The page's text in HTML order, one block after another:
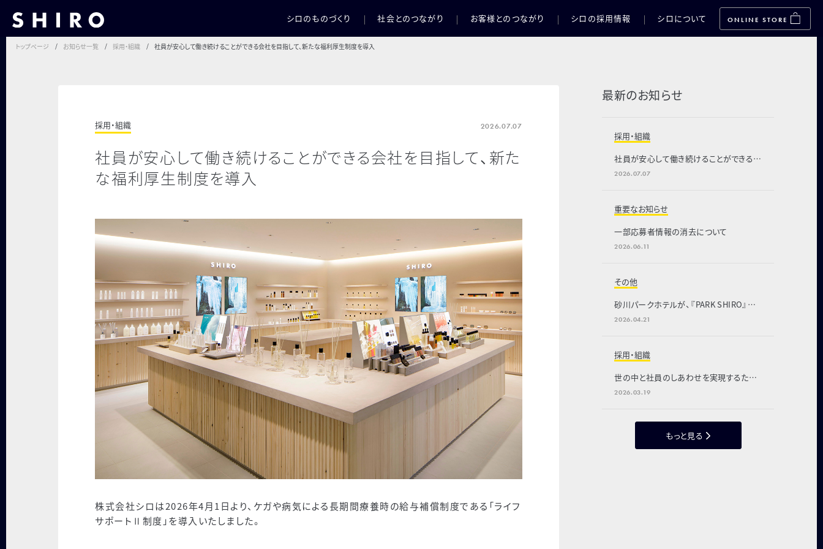
シロのものづくり 社会とのつながり お客様とのつながり シロの採用情報 シロについて ONLINE STORE
トップページ お知らせ一覧 採用・組織 社員が安心して働き続けることができる会社を目指して、新たな福利厚生制度を導入
採用・組織 2026.07.07
社員が安心して働き続けることができる会社を目指して、新た
な福利厚生制度を導入
株式会社シロは2026年4月1日より、ケガや病気による長期間療養時の給与補償制度である「ライフ
サポートⅡ制度」を導入いたしました。
最新のお知らせ
採用・組織
社員が安心して働き続けることができる会
社を目指して、新たな福利厚生制度を導
2026.07.07
重要なお知らせ
一部応募者情報の消去について
2026.06.11
その他
砂川パークホテルが、『PARK SHIRO』へ
と生まれ変わります
2026.04.21
採用・組織
世の中と社員のしあわせを実現するため
に「週休2.5日制」と「賞与の給与化」を導
2026.03.19
もっと見る